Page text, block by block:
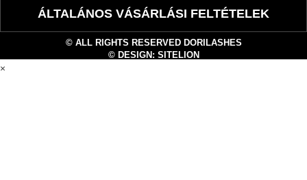
ÁLTALÁNOS VÁSÁRLÁSI FELTÉTELEK
© ALL RIGHTS RESERVED DORILASHES
© DESIGN: SITELION
×